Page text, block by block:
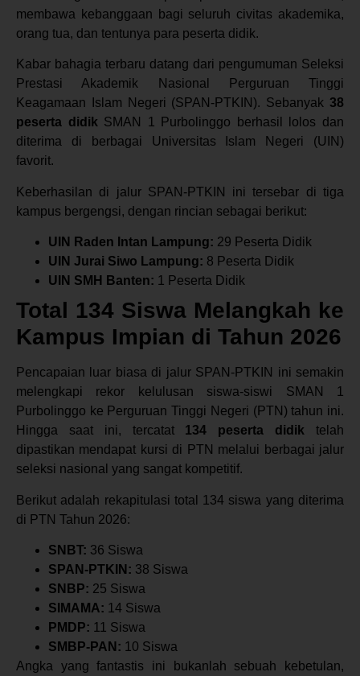
membawa kebanggaan bagi seluruh civitas akademika,
orang tua, dan tentunya para peserta didik.
Kabar bahagia terbaru datang dari pengumuman Seleksi
Prestasi Akademik Nasional Perguruan Tinggi
Keagamaan Islam Negeri (SPAN-PTKIN). Sebanyak 38
peserta didik SMAN 1 Purbolinggo berhasil lolos dan
diterima di berbagai Universitas Islam Negeri (UIN)
favorit.
Keberhasilan di jalur SPAN-PTKIN ini tersebar di tiga
kampus bergengsi, dengan rincian sebagai berikut:
UIN Raden Intan Lampung: 29 Peserta Didik
UIN Jurai Siwo Lampung: 8 Peserta Didik
UIN SMH Banten: 1 Peserta Didik
Total 134 Siswa Melangkah ke
Kampus Impian di Tahun 2026
Pencapaian luar biasa di jalur SPAN-PTKIN ini semakin
melengkapi rekor kelulusan siswa-siswi SMAN 1
Purbolinggo ke Perguruan Tinggi Negeri (PTN) tahun ini.
Hingga saat ini, tercatat 134 peserta didik telah
dipastikan mendapat kursi di PTN melalui berbagai jalur
seleksi nasional yang sangat kompetitif.
Berikut adalah rekapitulasi total 134 siswa yang diterima
di PTN Tahun 2026:
SNBT: 36 Siswa
SPAN-PTKIN: 38 Siswa
SNBP: 25 Siswa
SIMAMA: 14 Siswa
PMDP: 11 Siswa
SMBP-PAN: 10 Siswa
Angka yang fantastis ini bukanlah sebuah kebetulan,